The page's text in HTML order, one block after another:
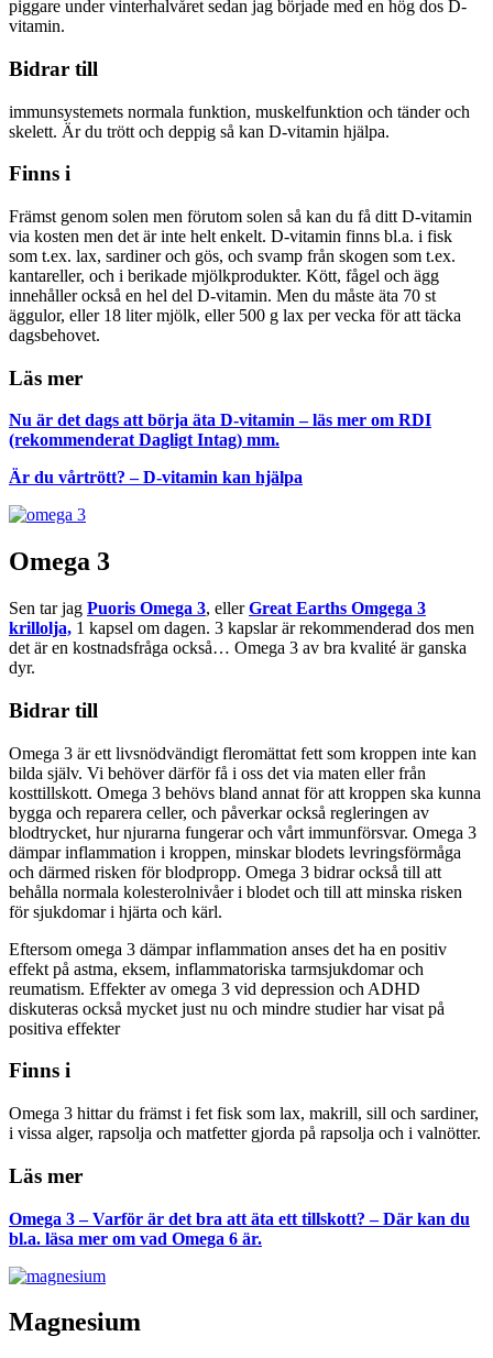
piggare under vinterhalvåret sedan jag började med en hög dos D-
vitamin.
Bidrar till
immunsystemets normala funktion, muskelfunktion och tänder och
skelett. Är du trött och deppig så kan D-vitamin hjälpa.
Finns i
Främst genom solen men förutom solen så kan du få ditt D-vitamin
via kosten men det är inte helt enkelt. D-vitamin finns bl.a. i fisk
som t.ex. lax, sardiner och gös, och svamp från skogen som t.ex.
kantareller, och i berikade mjölkprodukter. Kött, fågel och ägg
innehåller också en hel del D-vitamin. Men du måste äta 70 st
äggulor, eller 18 liter mjölk, eller 500 g lax per vecka för att täcka
dagsbehovet.
Läs mer
Nu är det dags att börja äta D-vitamin – läs mer om RDI
(rekommenderat Dagligt Intag) mm.
Är du vårtrött? – D-vitamin kan hjälpa
Omega 3
Sen tar jag Puoris Omega 3, ellerGreat Earths Omgega 3
krillolja, 1 kapsel om dagen. 3 kapslar är rekommenderad dos men
det är en kostnadsfråga också… Omega 3 av bra kvalité är ganska
dyr.
Bidrar till
Omega 3 är ett livsnödvändigt fleromättat fett som kroppen inte kan
bilda själv. Vi behöver därför få i oss det via maten eller från
kosttillskott. Omega 3 behövs bland annat för att kroppen ska kunna
bygga och reparera celler, och påverkar också regleringen av
blodtrycket, hur njurarna fungerar och vårt immunförsvar. Omega 3
dämpar inflammation i kroppen, minskar blodets levringsförmåga
och därmed risken för blodpropp. Omega 3 bidrar också till att
behålla normala kolesterolnivåer i blodet och till att minska risken
för sjukdomar i hjärta och kärl.
Eftersom omega 3 dämpar inflammation anses det ha en positiv
effekt på astma, eksem, inflammatoriska tarmsjukdomar och
reumatism. Effekter av omega 3 vid depression och ADHD
diskuteras också mycket just nu och mindre studier har visat på
positiva effekter
Finns i
Omega 3 hittar du främst i fet fisk som lax, makrill, sill och sardiner,
i vissa alger, rapsolja och matfetter gjorda på rapsolja och i valnötter.
Läs mer
Omega 3 – Varför är det bra att äta ett tillskott? – Där kan du
bl.a. läsa mer om vad Omega 6 är.
Magnesium